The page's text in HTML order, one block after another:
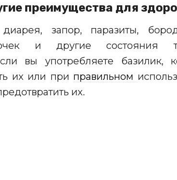
преимущества для
запор, паразиты,
и другие состояния
вы употребляете базилик,
их или при правильном
их.